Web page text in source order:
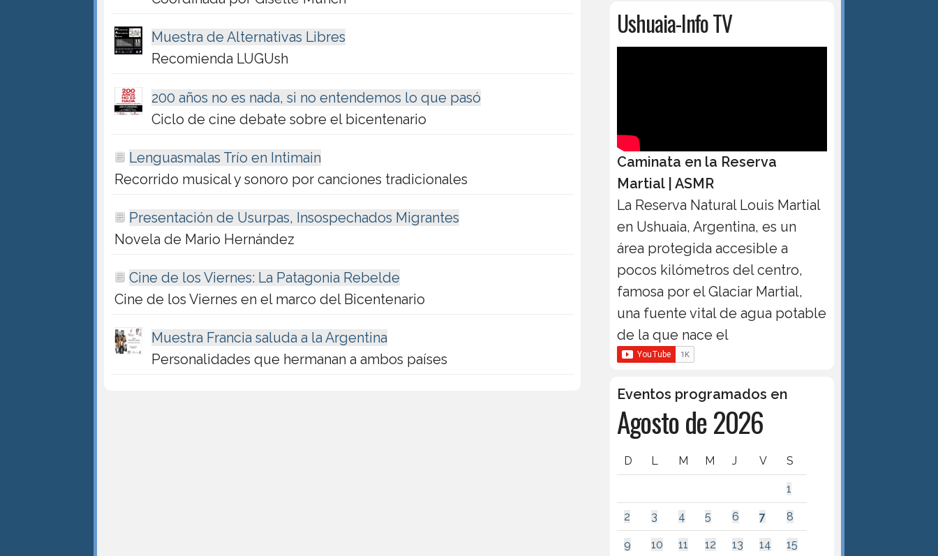
Muestra de Alternativas Libres
Recomienda LUGUsh
200 años no es nada, si no entendemos lo que pasó
Ciclo de cine debate sobre el bicentenario
Lenguasmalas Trío en Intimain
Recorrido musical y sonoro por canciones tradicionales
Presentación de Usurpas, Insospechados Migrantes
Novela de Mario Hernández
Cine de los Viernes: La Patagonia Rebelde
Cine de los Viernes en el marco del Bicentenario
Muestra Francia saluda a la Argentina
Personalidades que hermanan a ambos países
Ushuaia-Info TV
Caminata en la Reserva
Martial | ASMR
La Reserva Natural Louis Martial
en Ushuaia, Argentina, es un
área protegida accesible a
pocos kilómetros del centro,
famosa por el Glaciar Martial,
una fuente vital de agua potable
de la que nace el
Eventos programados en
Agosto de 2026
D L M M J V S
1
2 3 4 5 6 7 8
9 10 11 12 13 14 15